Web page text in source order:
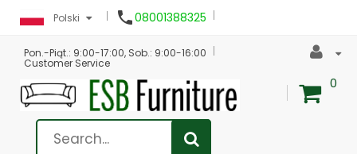
Polski 08001388325
Pon.-Piąt.: 9:00-17:00, Sob.: 9:00-16:00
Customer Service
0